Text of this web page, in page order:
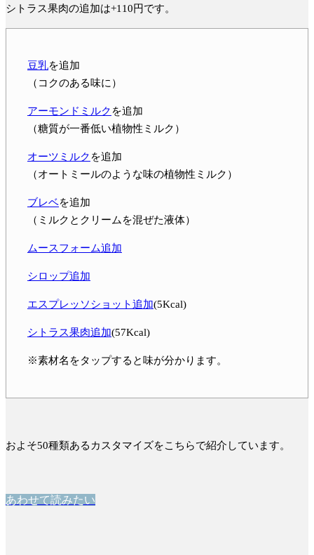
シトラス果肉の追加は+110円です。
豆乳を追加
（コクのある味に）
アーモンドミルク を追加
（糖質が一番低い植物性ミルク）
オーツミルク を追加
（オートミールのような味の植物性ミルク）
ブレベを追加
（ミルクとクリームを混ぜた液体）
ムースフォーム追加
シロップ追加
エスプレッソショット追加(5Kcal)
シトラス果肉追加(57Kcal)
※素材名をタップすると味が分かります。
およそ50種類あるカスタマイズをこちらで紹介しています。
あわせて読みたい